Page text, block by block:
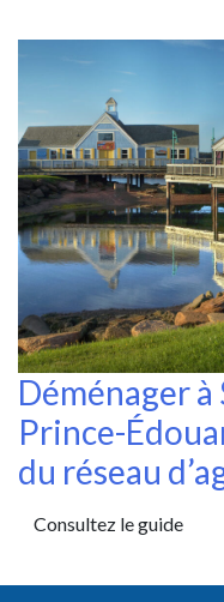
Déménager
Prince-
du réseau
Consultez le guide